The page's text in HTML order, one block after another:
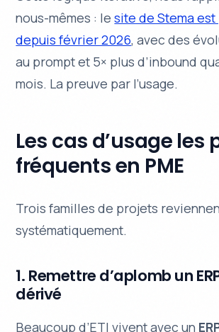
nous-mêmes : lesite de Stema
depuis février 2026, avec des
au prompt et 5× plus d’inbound
mois. La preuve par l’usage.
Les cas d’usage les
fréquents en PME
Trois familles de projets
systématiquement.
1. Remettre d’aplomb un
dérivé
Beaucoup d’ETI vivent avec un